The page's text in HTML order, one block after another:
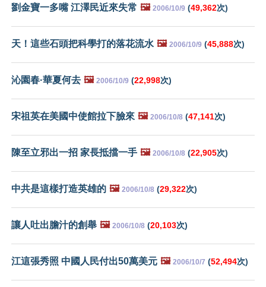
劉金寶一多嘴 江澤民近來失常 🖼️ 2006/10/9 (49,362次)
天！這些石頭把科學打的落花流水 🖼️ 2006/10/9 (45,888次)
沁園春·華夏何去 🖼️ 2006/10/9 (22,998次)
宋祖英在美國中使館拉下臉來 🖼️ 2006/10/8 (47,141次)
陳至立邪出一招 家長抵擋一手 🖼️ 2006/10/8 (22,905次)
中共是這樣打造英雄的 🖼️ 2006/10/8 (29,322次)
讓人吐出膽汁的創舉 🖼️ 2006/10/8 (20,103次)
江這張秀照 中國人民付出50萬美元 🖼️ 2006/10/7 (52,494次)